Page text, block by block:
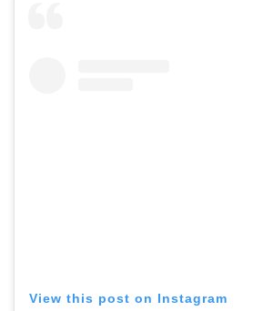
View this post on Instagram